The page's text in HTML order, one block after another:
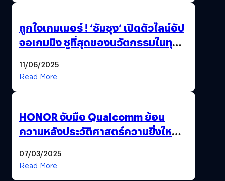
ถูกใจเกมเมอร์ ! ‘ซัมซุง’ เปิดตัวไลน์อัป
จอเกมมิง ชูที่สุดของนวัตกรรมในทุก
11/06/2025
Read More
HONOR จับมือ Qualcomm ย้อน
ความหลังประวัติศาสตร์ความยิ่งใหญ่
07/03/2025
Read More